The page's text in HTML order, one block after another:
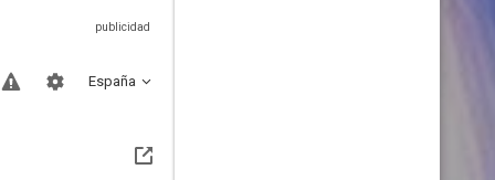
España